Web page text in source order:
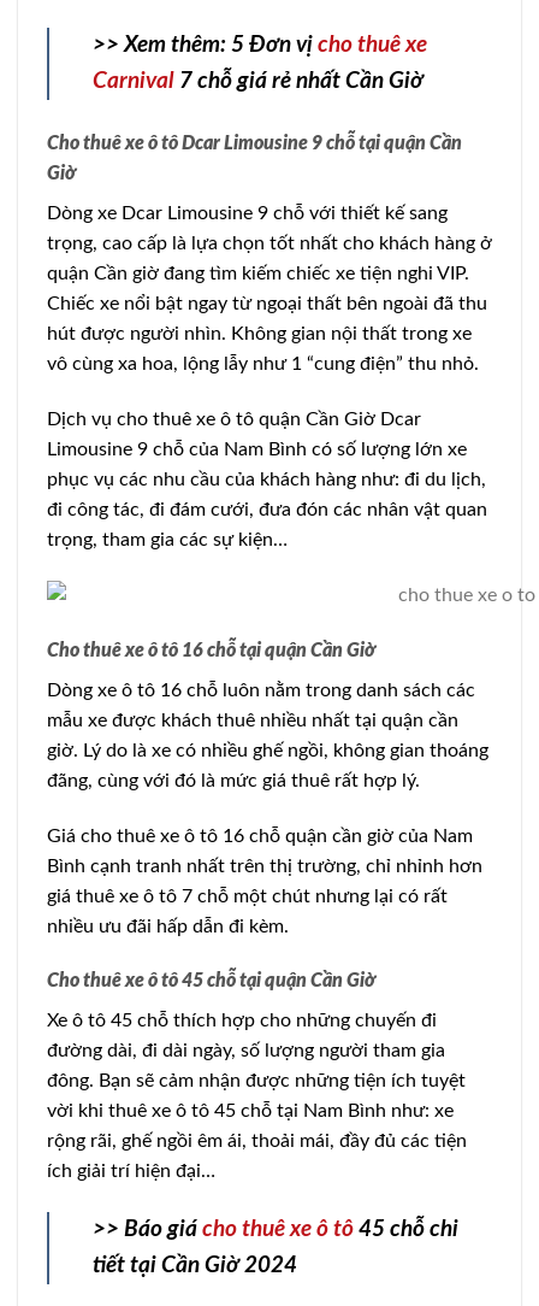
>> Xem thêm: 5 Đơn vị cho thuê xe
Carnival 7 chỗ giá rẻ nhất Cần Giờ
Cho thuê xe ô tô Dcar Limousine 9 chỗ tại quận Cần
Giờ
Dòng xe Dcar Limousine 9 chỗ với thiết kế sang
trọng, cao cấp là lựa chọn tốt nhất cho khách hàng ở
quận Cần giờ đang tìm kiếm chiếc xe tiện nghi VIP.
Chiếc xe nổi bật ngay từ ngoại thất bên ngoài đã thu
hút được người nhìn. Không gian nội thất trong xe
vô cùng xa hoa, lộng lẫy như 1 “cung điện” thu nhỏ.
Dịch vụ cho thuê xe ô tô quận Cần Giờ Dcar
Limousine 9 chỗ của Nam Bình có số lượng lớn xe
phục vụ các nhu cầu của khách hàng như: đi du lịch,
đi công tác, đi đám cưới, đưa đón các nhân vật quan
trọng, tham gia các sự kiện…
Cho thuê xe ô tô 16 chỗ tại quận Cần Giờ
Dòng xe ô tô 16 chỗ luôn nằm trong danh sách các
mẫu xe được khách thuê nhiều nhất tại quận cần
giờ. Lý do là xe có nhiều ghế ngồi, không gian thoáng
đãng, cùng với đó là mức giá thuê rất hợp lý.
Giá cho thuê xe ô tô 16 chỗ quận cần giờ của Nam
Bình cạnh tranh nhất trên thị trường, chỉ nhỉnh hơn
giá thuê xe ô tô 7 chỗ một chút nhưng lại có rất
nhiều ưu đãi hấp dẫn đi kèm.
Cho thuê xe ô tô 45 chỗ tại quận Cần Giờ
Xe ô tô 45 chỗ thích hợp cho những chuyến đi
đường dài, đi dài ngày, số lượng người tham gia
đông. Bạn sẽ cảm nhận được những tiện ích tuyệt
vời khi thuê xe ô tô 45 chỗ tại Nam Bình như: xe
rộng rãi, ghế ngồi êm ái, thoải mái, đầy đủ các tiện
ích giải trí hiện đại…
>> Báo giá cho thuê xe ô tô 45 chỗ chi
tiết tại Cần Giờ 2024